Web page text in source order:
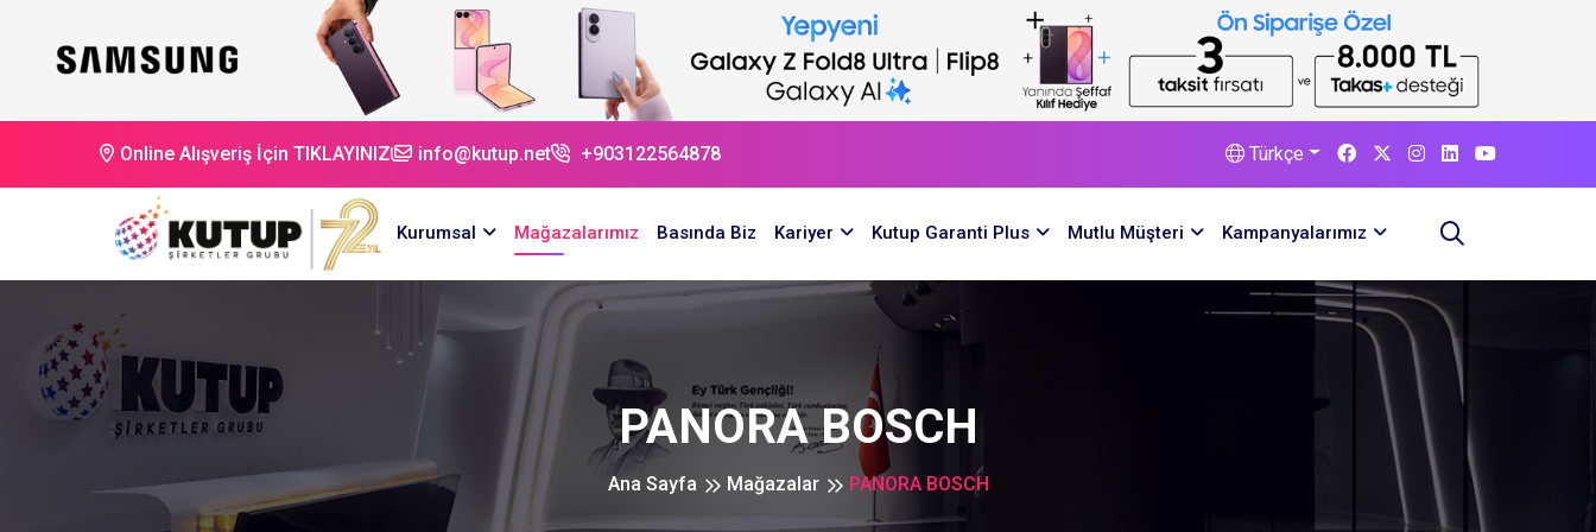
Online Alışveriş İçin TIKLAYINIZ info@kutup.net +903122564878 Türkçe
Kurumsal Mağazalarımız Basında Biz Kariyer Kutup Garanti Plus Mutlu Müşteri Kampanyalarımız
PANORA BOSCH
Ana Sayfa Mağazalar PANORA BOSCH